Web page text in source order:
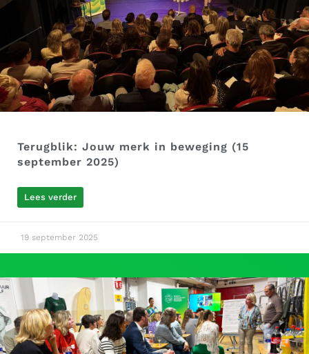
Terugblik: Jouw merk in beweging (15
september 2025)
Lees verder
19 september 2025